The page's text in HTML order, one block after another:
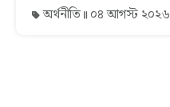
অর্থনীতি ০৪ আগস্ট